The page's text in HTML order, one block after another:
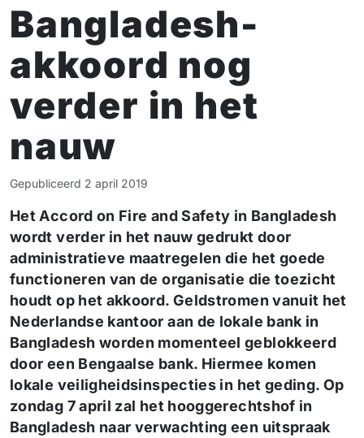
Bangladesh-
akkoord nog
verder in het
nauw
Gepubliceerd 2 april 2019
Het Accord on Fire and Safety in Bangladesh
wordt verder in het nauw gedrukt door
administratieve maatregelen die het goede
functioneren van de organisatie die toezicht
houdt op het akkoord. Geldstromen vanuit het
Nederlandse kantoor aan de lokale bank in
Bangladesh worden momenteel geblokkeerd
door een Bengaalse bank. Hiermee komen
lokale veiligheidsinspecties in het geding. Op
zondag 7 april zal het hooggerechtshof in
Bangladesh naar verwachting een uitspraak